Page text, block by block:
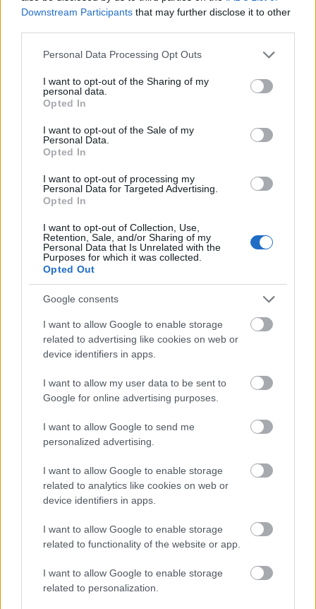
Downstream Participants that may further disclose it to other
Please note that this website/app uses one or more Google
not limited to your visit or usage behaviour. You may click to
grant or deny consent to Google and its third-party tags to
use your data for below specified purposes in below Google
consent section.
Personal Data Processing Opt Outs
I want to opt-out of the Sharing of my
personal data.
Opted In
I want to opt-out of the Sale of my
Personal Data.
Opted In
I want to opt-out of processing my
Personal Data for Targeted Advertising.
Opted In
I want to opt-out of Collection, Use,
Retention, Sale, and/or Sharing of my
Personal Data that Is Unrelated with the
Purposes for which it was collected.
Opted Out
Google consents
I want to allow Google to enable storage
related to advertising like cookies on web or
device identifiers in apps.
I want to allow my user data to be sent to
Google for online advertising purposes.
I want to allow Google to send me
personalized advertising.
I want to allow Google to enable storage
related to analytics like cookies on web or
device identifiers in apps.
I want to allow Google to enable storage
related to functionality of the website or app.
I want to allow Google to enable storage
related to personalization.